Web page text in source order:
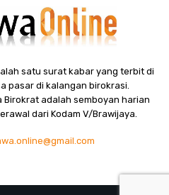
satu surat kabar yang terbit di
pasar di kalangan birokrasi.
Birokrat adalah semboyan harian
dari Kodam V/Brawijaya.